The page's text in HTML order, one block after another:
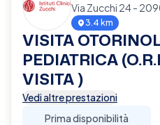
Via Zucchi 24 -
3.4 km
VISITA
PEDIATRICA
VISITA )
Vedi altre prestazioni
Prima disponibilità